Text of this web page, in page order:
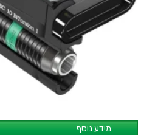
מידע נוסף